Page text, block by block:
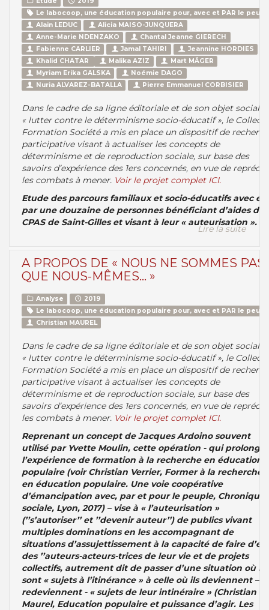
Le labocoop, une éducation populaire pour, avec et PAR le
Alain LEDUC
Alicia MAISO-JUNQUERA
Anne-Marie NDENZAKO
Chantal Jeanne GIERECH
Fabienne CARLIER
Jamal TAHIRI
Jeannine HORDIES
Khalid CHATAR
Malika AZIZ
Mart MÄGER
Myriam Erika GALSKA
Noémie DAGO
Nuria ALVAREZ-BATALLA
Pierre Emmanuel CORBISIER
Dans le cadre de sa ligne éditoriale et de son objet social
« lutter contre le déterminisme socio-éducatif », le
Formation Société a mis en place un dispositif de
participative visant à actualiser les concepts de
déterminisme et de reproduction sociale, sur base des
savoirs d’expérience des 1ers concernés, en vue de
les combats à mener. Voir le projet complet ICI.
Etude des parcours familiaux et socio-éducatifs avec et
par une douzaine de personnes bénéficiant d’aides du
CPAS de Saint-Gilles et visant à leur « auteurisation ».
Lire la suite
A PROPOS DE « NOUS NE SOMMES PAS
QUE NOUS-MÊMES... »
Analyse
2019
Le labocoop, une éducation populaire pour, avec et PAR le
Christian MAUREL
Dans le cadre de sa ligne éditoriale et de son objet social
« lutter contre le déterminisme socio-éducatif », le
Formation Société a mis en place un dispositif de
participative visant à actualiser les concepts de
déterminisme et de reproduction sociale, sur base des
savoirs d’expérience des 1ers concernés, en vue de
les combats à mener. Voir le projet complet ICI.
Reprenant un concept de Jacques Ardoino souvent
utilisé par Yvette Moulin, cette opération - qui prolonge
l’expérience de formation à la recherche en éducation
populaire (voir Christian Verrier, Former à la recherche
en éducation populaire. Une voie coopérative
d’émancipation avec, par et pour le peuple, Chronique
sociale, Lyon, 2017) – vise à « l’auteurisation »
(’’s’autoriser’’ et ’’devenir auteur’’) de publics vivant
multiples dominations en les accompagnant de
situations d’assujettissement à la capacité de faire
des ’’auteurs-acteurs-trices de leur vie et de projets
collectifs, autrement dit de passer d’une situation où ils
sont « sujets à l’itinérance » à celle où ils deviennent –
redeviennent - « sujets de leur intinéraire » (Christian
Maurel, Education populaire et puissance d’agir. Les